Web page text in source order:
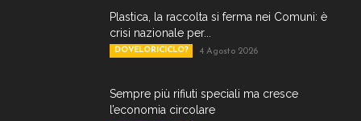
Plastica, la raccolta si ferma nei Comuni: è
crisi nazionale per...
DOVELORICICLO? 4 Agosto 2026
Sempre più rifiuti speciali ma cresce
l’economia circolare